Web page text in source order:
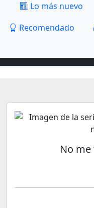
Lo más nuevo
Recomendado
No